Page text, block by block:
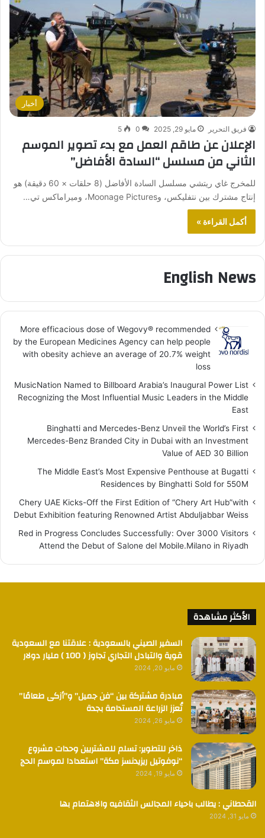
أخبار
فريق التحرير مايو 29, 2025 0
5
الإعلان عن طاقم العمل مع بدء تصوير الموسم
الثاني من مسلسل “السادة الأفاضل”
للمخرج غاي ريتشي مسلسل السادة الأفاضل (8 حلقات × 60 دقيقة) هو
إنتاج مشترك بين نتفليكس، وMoonage Pictures، وميراماكس تي…
أكمل القراءة »
English News
More efficacious dose of Wegovy®️ recommended
by the European Medicines Agency can help people
with obesity achieve an average of 20.7% weight
loss
MusicNation Named to Billboard Arabia’s Inaugural Power List
Recognizing the Most Influential Music Leaders in the Middle
East
Binghatti and Mercedes-Benz Unveil the World’s First
Mercedes-Benz Branded City in Dubai with an Investment
Value of AED 30 Billion
The Middle East’s Most Expensive Penthouse at Bugatti
Residences by Binghatti Sold for 550M
Chery UAE Kicks-Off the First Edition of “Chery Art Hub”with
Debut Exhibition featuring Renowned Artist Abduljabbar Weiss
Red in Progress Concludes Successfully: Over 3000 Visitors
Attend the Debut of Salone del Mobile.Milano in Riyadh
الأكثر مشاهدة
السفير الصيني بالسعودية : علاقتنا مع السعودية
قوية والتبادل التجاري تجاوز ( 100 ) مليار دولار
مايو 20, 2024
مبادرة مشتركة بين “فن جميل” و”أزكى طعامًا”
تُعزز الزراعة المستدامة بجدة
مايو 26, 2024
ذاخر للتطوير: تسلم للمشتريين وحدات مشروع
“نوفوتيل ريزيدنسز مكة” استعدادا لموسم الحج
مايو 19, 2024
القحطاني : يطالب باحياء المجالس الثقافيه والاهتمام بها
مايو 31, 2024